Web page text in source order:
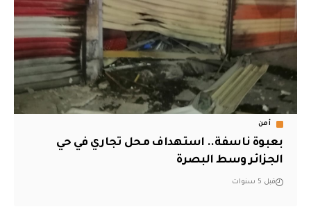
أمن
بعبوة ناسفة.. استهداف محل تجاري في حي
الجزائر وسط البصرة
قبل 5 سنوات